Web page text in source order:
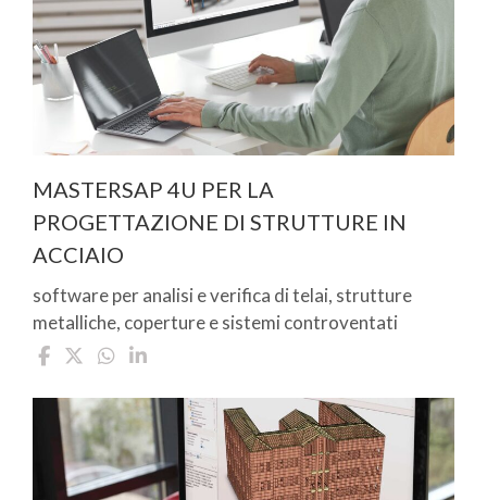
MASTERSAP 4U PER LA
PROGETTAZIONE DI STRUTTURE IN
ACCIAIO
software per analisi e verifica di telai, strutture
metalliche, coperture e sistemi controventati